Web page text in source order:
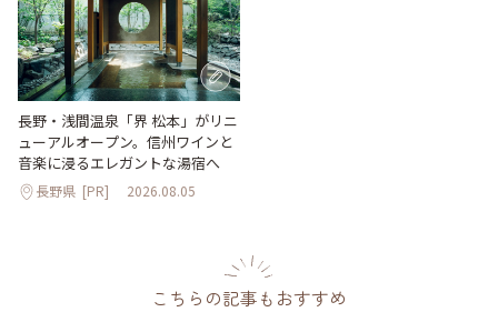
長野・浅間温泉「界 松本」がリニ
ューアルオープン。信州ワインと
音楽に浸るエレガントな湯宿へ
長野県 [PR] 2026.08.05
こちらの記事もおすすめ